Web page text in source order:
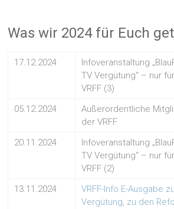
Was wir 2024 für Euch
17.12.2024
Infoveranstaltung
TV Vergütung“ – nur
VRFF (3)
05.12.2024
Außerordentliche
der VRFF
20.11.2024
Infoveranstaltung
TV Vergütung“ – nur
VRFF (2)
13.11.2024
VRFF-Info E-Ausgabe
Vergütung, zu den